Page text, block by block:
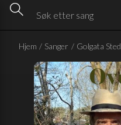
Hjem / Sanger / Golgata Sted